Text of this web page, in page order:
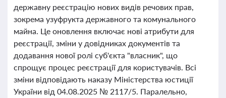
державну реєстрацію нових видів речових прав,
зокрема узуфрукта державного та комунального
майна. Це оновлення включає нові атрибути для
реєстрації, зміни у довідниках документів та
додавання нової ролі суб'єкта "власник", що
спрощує процес реєстрації для користувачів. Всі
зміни відповідають наказу Міністерства юстиції
України від 04.08.2025 № 2117/5. Паралельно,